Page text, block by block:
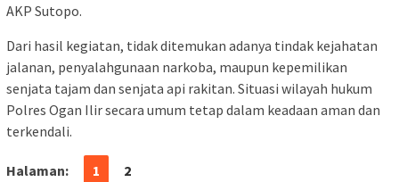
AKP Sutopo.
Dari hasil kegiatan, tidak ditemukan adanya tindak kejahatan
jalanan, penyalahgunaan narkoba, maupun kepemilikan
senjata tajam dan senjata api rakitan. Situasi wilayah hukum
Polres Ogan Ilir secara umum tetap dalam keadaan aman dan
terkendali.
Halaman: 1 2